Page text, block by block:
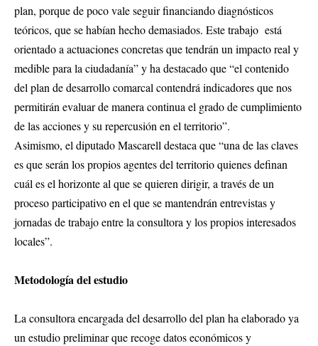
plan, porque de poco vale seguir financiando diagnósticos
teóricos, que se habían hecho demasiados. Este trabajo está
orientado a actuaciones concretas que tendrán un impacto real y
medible para la ciudadanía” y ha destacado que “el contenido
del plan de desarrollo comarcal contendrá indicadores que nos
permitirán evaluar de manera continua el grado de cumplimiento
de las acciones y su repercusión en el territorio”.
Asimismo, el diputado Mascarell destaca que “una de las claves
es que serán los propios agentes del territorio quienes definan
cuál es el horizonte al que se quieren dirigir, a través de un
proceso participativo en el que se mantendrán entrevistas y
jornadas de trabajo entre la consultora y los propios interesados
locales”.
Metodología del estudio
La consultora encargada del desarrollo del plan ha elaborado ya
un estudio preliminar que recoge datos económicos y